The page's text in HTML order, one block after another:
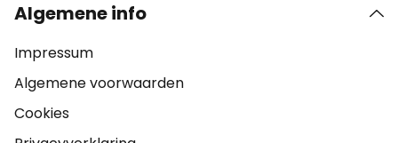
Algemene info
Impressum
Algemene voorwaarden
Cookies